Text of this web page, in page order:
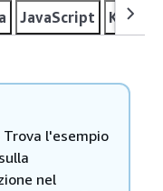
JavaScript Kotlin
l'esempio
nel